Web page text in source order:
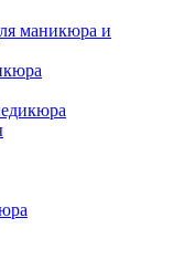
маникюра и